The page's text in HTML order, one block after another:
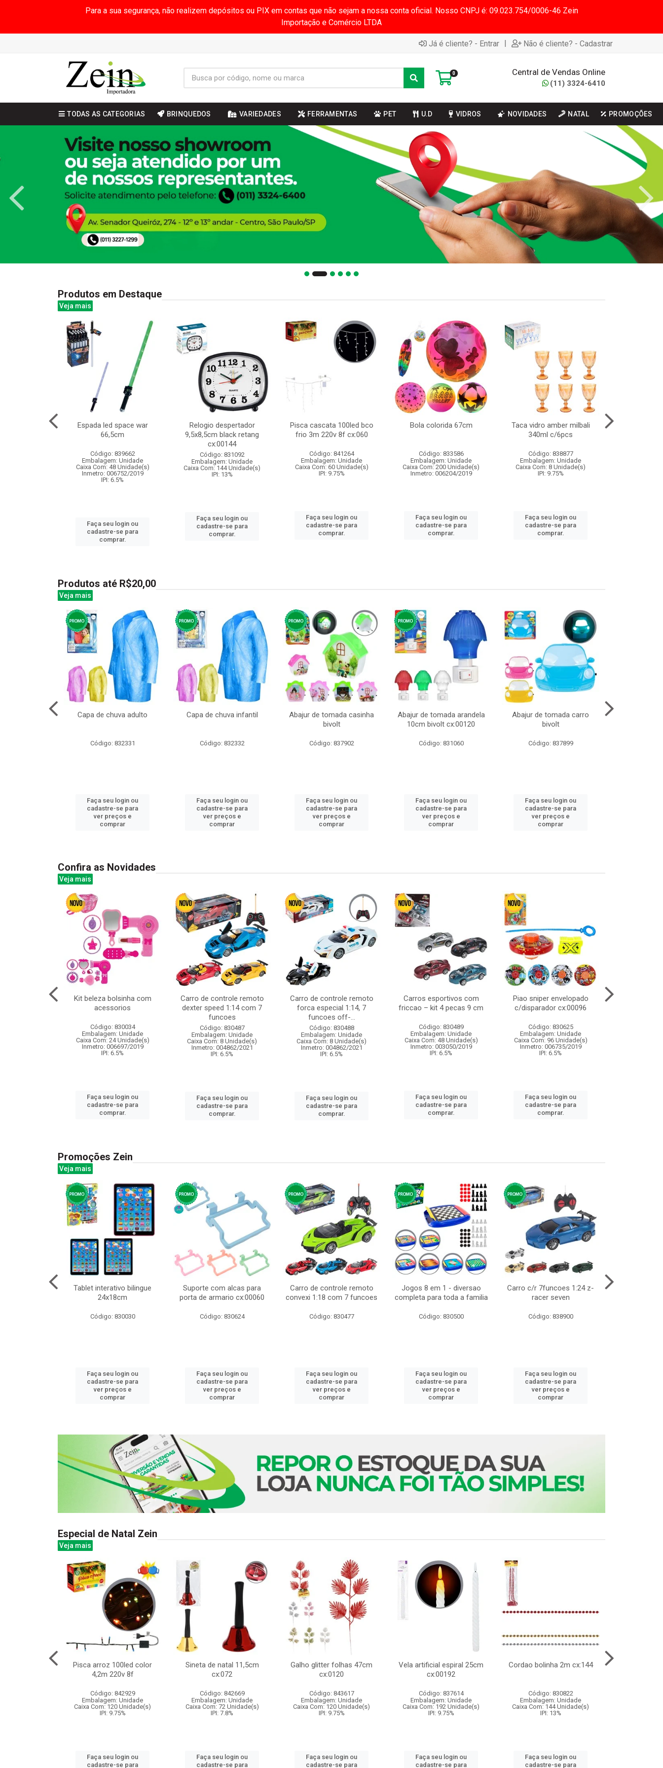
Para a sua segurança, não realizem depósitos ou PIX em contas que não sejam a nossa conta oficial. Nosso CNPJ é: 09.023.754/0006-46 Zein
Importação e Comércio LTDA
Já é cliente? - Entrar | Não é cliente? - Cadastrar
0 Central de Vendas Online
(11) 3324-6410
TODAS AS CATEGORIAS BRINQUEDOS VARIEDADES FERRAMENTAS PET U.D VIDROS NOVIDADES NATAL PROMOÇÕES
Produtos em Destaque
Veja mais
Espada led space war
66,5cm
Código: 839662
Embalagem: Unidade
Caixa Com: 48 Unidade(s)
Inmetro: 006752/2019
IPI: 6.5%
Faça seu login ou
cadastre-se para
comprar.
Relogio despertador
9,5x8,5cm black retang
cx:00144
Código: 831092
Embalagem: Unidade
Caixa Com: 144 Unidade(s)
IPI: 13%
Faça seu login ou
cadastre-se para
comprar.
Pisca cascata 100led bco
frio 3m 220v 8f cx:060
Código: 841264
Embalagem: Unidade
Caixa Com: 60 Unidade(s)
IPI: 9.75%
Faça seu login ou
cadastre-se para
comprar.
Bola colorida 67cm
Código: 833586
Embalagem: Unidade
Caixa Com: 200 Unidade(s)
Inmetro: 006204/2019
Faça seu login ou
cadastre-se para
comprar.
Taca vidro amber milbali
340ml c/6pcs
Código: 838877
Embalagem: Unidade
Caixa Com: 8 Unidade(s)
IPI: 9.75%
Faça seu login ou
cadastre-se para
comprar.
Produtos até R$20,00
Veja mais
Capa de chuva adulto
Código: 832331
Faça seu login ou
cadastre-se para
ver preços e
comprar
Capa de chuva infantil
Código: 832332
Faça seu login ou
cadastre-se para
ver preços e
comprar
Abajur de tomada casinha
bivolt
Código: 837902
Faça seu login ou
cadastre-se para
ver preços e
comprar
Abajur de tomada arandela
10cm bivolt cx:00120
Código: 831060
Faça seu login ou
cadastre-se para
ver preços e
comprar
Abajur de tomada carro
bivolt
Código: 837899
Faça seu login ou
cadastre-se para
ver preços e
comprar
Confira as Novidades
Veja mais
Kit beleza bolsinha com
acessorios
Código: 830034
Embalagem: Unidade
Caixa Com: 24 Unidade(s)
Inmetro: 006697/2019
IPI: 6.5%
Faça seu login ou
cadastre-se para
comprar.
Carro de controle remoto
dexter speed 1:14 com 7
funcoes
Código: 830487
Embalagem: Unidade
Caixa Com: 8 Unidade(s)
Inmetro: 004862/2021
IPI: 6.5%
Faça seu login ou
cadastre-se para
comprar.
Carro de controle remoto
forca especial 1:14, 7
funcoes off-...
Código: 830488
Embalagem: Unidade
Caixa Com: 8 Unidade(s)
Inmetro: 004862/2021
IPI: 6.5%
Faça seu login ou
cadastre-se para
comprar.
Carros esportivos com
friccao – kit 4 pecas 9 cm
Código: 830489
Embalagem: Unidade
Caixa Com: 48 Unidade(s)
Inmetro: 003050/2019
IPI: 6.5%
Faça seu login ou
cadastre-se para
comprar.
Piao sniper envelopado
c/disparador cx:00096
Código: 830625
Embalagem: Unidade
Caixa Com: 96 Unidade(s)
Inmetro: 006735/2019
IPI: 6.5%
Faça seu login ou
cadastre-se para
comprar.
Promoções Zein
Veja mais
Tablet interativo bilingue
24x18cm
Código: 830030
Faça seu login ou
cadastre-se para
ver preços e
comprar
Suporte com alcas para
porta de armario cx:00060
Código: 830624
Faça seu login ou
cadastre-se para
ver preços e
comprar
Carro de controle remoto
convexi 1:18 com 7 funcoes
Código: 830477
Faça seu login ou
cadastre-se para
ver preços e
comprar
Jogos 8 em 1 - diversao
completa para toda a familia
Código: 830500
Faça seu login ou
cadastre-se para
ver preços e
comprar
Carro c/r 7funcoes 1:24 z-
racer seven
Código: 838900
Faça seu login ou
cadastre-se para
ver preços e
comprar
Especial de Natal Zein
Veja mais
Pisca arroz 100led color
4,2m 220v 8f
Código: 842929
Embalagem: Unidade
Caixa Com: 120 Unidade(s)
IPI: 9.75%
Faça seu login ou
cadastre-se para
Sineta de natal 11,5cm
cx:072
Código: 842669
Embalagem: Unidade
Caixa Com: 72 Unidade(s)
IPI: 7.8%
Faça seu login ou
cadastre-se para
Galho glitter folhas 47cm
cx:0120
Código: 843617
Embalagem: Unidade
Caixa Com: 120 Unidade(s)
IPI: 9.75%
Faça seu login ou
cadastre-se para
Vela artificial espiral 25cm
cx:00192
Código: 837614
Embalagem: Unidade
Caixa Com: 192 Unidade(s)
IPI: 9.75%
Faça seu login ou
cadastre-se para
Cordao bolinha 2m cx:144
Código: 830822
Embalagem: Unidade
Caixa Com: 144 Unidade(s)
IPI: 13%
Faça seu login ou
cadastre-se para